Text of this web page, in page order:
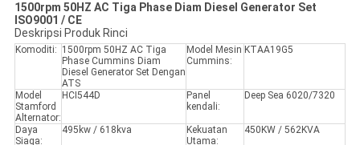
1500rpm 50HZ AC Tiga Phase Diam Diesel Generator Set
ISO9001 / CE
Deskripsi Produk Rinci
Komoditi: 1500rpm 50HZ AC Tiga
Phase Cummins Diam
Diesel Generator Set Dengan
ATS
Model Mesin
Cummins:
KTAA19G5
Model
Stamford
Alternator:
HCI544D
Panel
kendali:
Deep Sea 6020/7320
Daya
Siaga:
495kw / 618kva
Kekuatan
Utama:
450KW / 562KVA